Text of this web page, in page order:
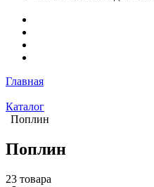
Главная
Каталог
Поплин
Поплин
23 товара